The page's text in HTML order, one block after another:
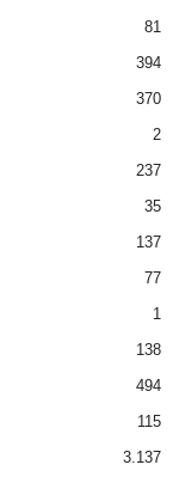
81
394
370
2
237
35
137
77
1
138
494
115
3.137